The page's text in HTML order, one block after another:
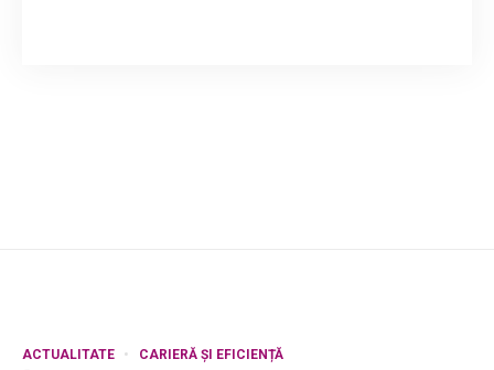
ACTUALITATE CARIERĂ ȘI EFICIENȚĂ